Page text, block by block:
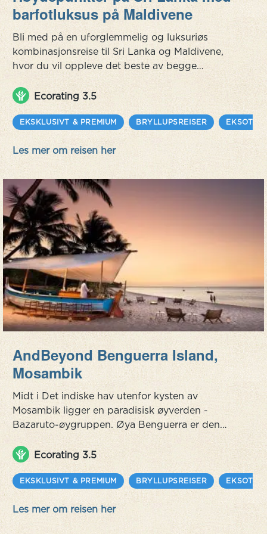
barfotluksus på Maldivene
Bli med på en uforglemmelig og luksuriøs
kombinasjonsreise til Sri Lanka og Maldivene,
hvor du vil oppleve det beste av begge
verdener. Utforsk Sri Lankas vakre landskap og
rike kultur, med besøk til blant annet Wilpattu
National Park, Sigiriya og Kandy. Oppdag de
majestetiske elefantene, leoparder, skinnende
sjøer og mangfoldige dyreliv på den spennende
safarien i Wilpattu National Park. Stig ...
Ecorating 3.5
EKSKLUSIVT & PREMIUM BRYLLUPSREISER
Les mer om reisen her
AndBeyond Benguerra Island,
Mosambik
Midt i Det indiske hav utenfor kysten av
Mosambik ligger en paradisisk øyverden -
Bazaruto-øygruppen. Øya Benguerra er den
nest største med frodig jungel og et asurblått
hav, en øy helt uberørt og uten store feriesteder.
Her bor du i «casitas» med tradisjonelle stråtak,
utendørs dusjer og tredekk som fører til
evighetsbassenger ut mot stranden. Du kommer
ned til havet fra casitaen din via en sa...
Ecorating 3.5
EKSKLUSIVT & PREMIUM BRYLLUPSREISER
Les mer om reisen her